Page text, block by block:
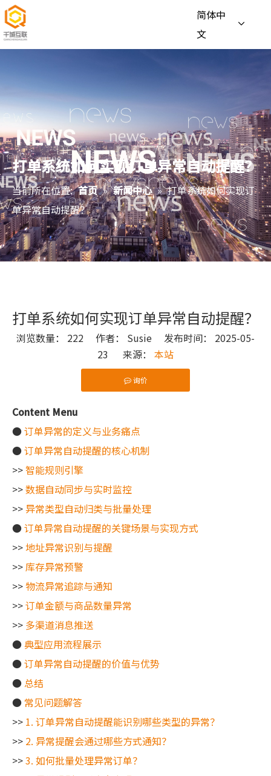
简体中
文
打单系统如何实现订单异常自动提醒？
当前所在位置: 首页 » 新闻中心 » 打单系统如何实现订
单异常自动提醒？
打单系统如何实现订单异常自动提醒？
浏览数量： 222 作者： Susie 发布时间： 2025-05-
23 来源： 本站
询价
["wechat"]
Content Menu
●订单异常的定义与业务痛点
●订单异常自动提醒的核心机制
>>智能规则引擎
>>数据自动同步与实时监控
>>异常类型自动归类与批量处理
●订单异常自动提醒的关键场景与实现方式
>>地址异常识别与提醒
>>库存异常预警
>> 物流异常追踪与通知
>>订单金额与商品数量异常
>> 多渠道消息推送
●典型应用流程展示
●订单异常自动提醒的价值与优势
● 总结
● 常见问题解答
>> 1. 订单异常自动提醒能识别哪些类型的异常？
>> 2. 异常提醒会通过哪些方式通知？
>>3. 如何批量处理异常订单？